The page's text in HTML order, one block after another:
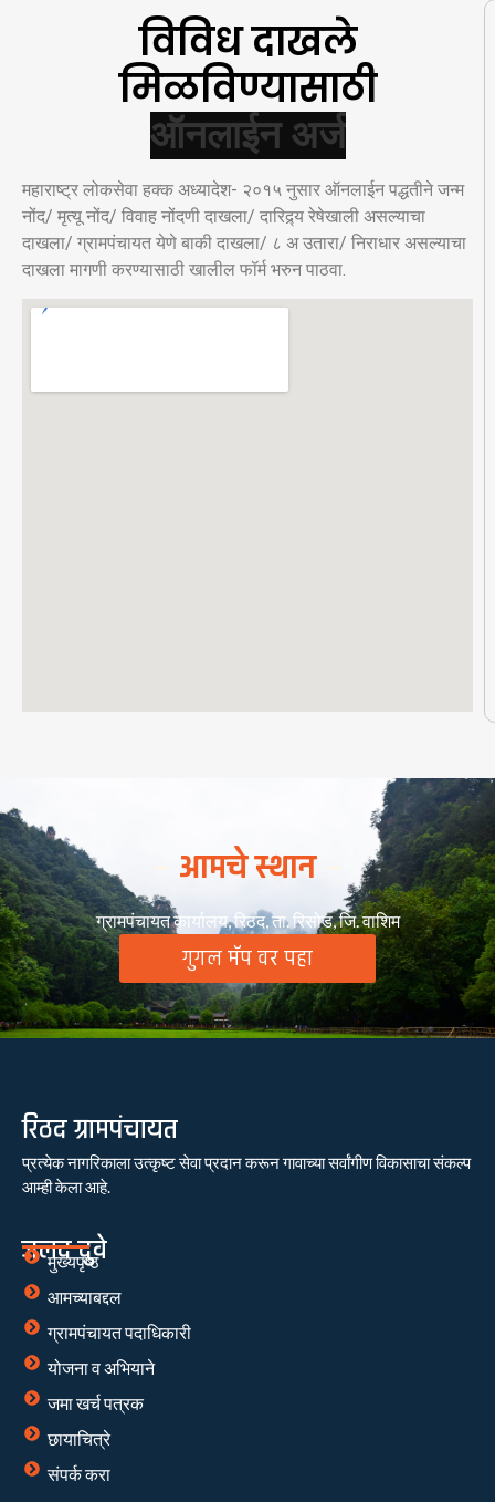
विविध दाखले
मिळविण्यासाठी
महाराष्ट्र लोकसेवा हक्क अध्यादेश- २०१५ नुसार ऑनलाईन पद्धतीने जन्म
नोंद/ मृत्यू नोंद/ विवाह नोंदणी दाखला/ दारिद्र्य रेषेखाली असल्याचा
दाखला/ ग्रामपंचायत येणे बाकी दाखला/ ८ अ उतारा/ निराधार असल्याचा
दाखला मागणी करण्यासाठी खालील फॉर्म भरुन पाठवा.
आमचे स्थान
ग्रामपंचायत कार्यालय, रिठद, ता. रिसोड, जि. वाशिम
गुगल मॅप वर पहा
रिठद ग्रामपंचायत
प्रत्येक नागरिकाला उत्कृष्ट सेवा प्रदान करून गावाच्या सर्वांगीण विकासाचा संकल्प
आम्ही केला आहे.
जलद दुवे
मुख्यपृष्ठ
आमच्याबद्दल
ग्रामपंचायत पदाधिकारी
योजना व अभियाने
जमा खर्च पत्रक
छायाचित्रे
संपर्क करा